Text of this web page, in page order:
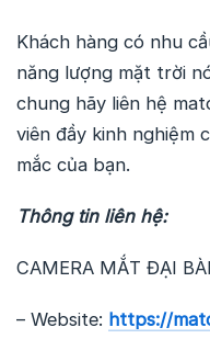
Khách hàng có nhu
năng lượng mặt trời
chung hãy liên hệ
viên đầy kinh nghiệm
mắc của bạn.
Thông tin liên hệ:
CAMERA MẮT ĐẠI
– Website: https://